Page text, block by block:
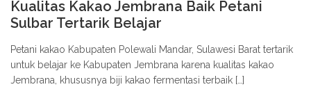
Kualitas Kakao Jembrana Baik Petani
Sulbar Tertarik Belajar
Petani kakao Kabupaten Polewali Mandar, Sulawesi Barat tertarik
untuk belajar ke Kabupaten Jembrana karena kualitas kakao
Jembrana, khususnya biji kakao fermentasi terbaik […]